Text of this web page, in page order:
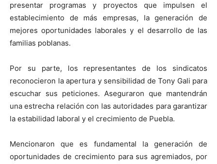
presentar programas y proyectos que impulsen el
establecimiento de más empresas, la generación de
mejores oportunidades laborales y el desarrollo de las
familias poblanas.
Por su parte, los representantes de los sindicatos
reconocieron la apertura y sensibilidad de Tony Gali para
escuchar sus peticiones. Aseguraron que mantendrán
una estrecha relación con las autoridades para garantizar
la estabilidad laboral y el crecimiento de Puebla.
Mencionaron que es fundamental la generación de
oportunidades de crecimiento para sus agremiados, por